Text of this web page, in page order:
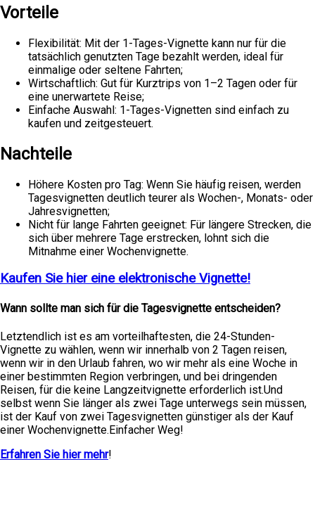
Vorteile
Flexibilität: Mit der 1-Tages-Vignette kann nur für die
tatsächlich genutzten Tage bezahlt werden, ideal für
einmalige oder seltene Fahrten;
Wirtschaftlich: Gut für Kurztrips von 1–2 Tagen oder für
eine unerwartete Reise;
Einfache Auswahl: 1-Tages-Vignetten sind einfach zu
kaufen und zeitgesteuert.
Nachteile
Höhere Kosten pro Tag: Wenn Sie häufig reisen, werden
Tagesvignetten deutlich teurer als Wochen-, Monats- oder
Jahresvignetten;
Nicht für lange Fahrten geeignet: Für längere Strecken, die
sich über mehrere Tage erstrecken, lohnt sich die
Mitnahme einer Wochenvignette.
Kaufen Sie hier eine elektronische Vignette!
Wann sollte man sich für die Tagesvignette entscheiden?
Letztendlich ist es am vorteilhaftesten, die 24-Stunden-
Vignette zu wählen, wenn wir innerhalb von 2 Tagen reisen,
wenn wir in den Urlaub fahren, wo wir mehr als eine Woche in
einer bestimmten Region verbringen, und bei dringenden
Reisen, für die keine Langzeitvignette erforderlich ist.Und
selbst wenn Sie länger als zwei Tage unterwegs sein müssen,
ist der Kauf von zwei Tagesvignetten günstiger als der Kauf
einer Wochenvignette.Einfacher Weg!
Erfahren Sie hier mehr!